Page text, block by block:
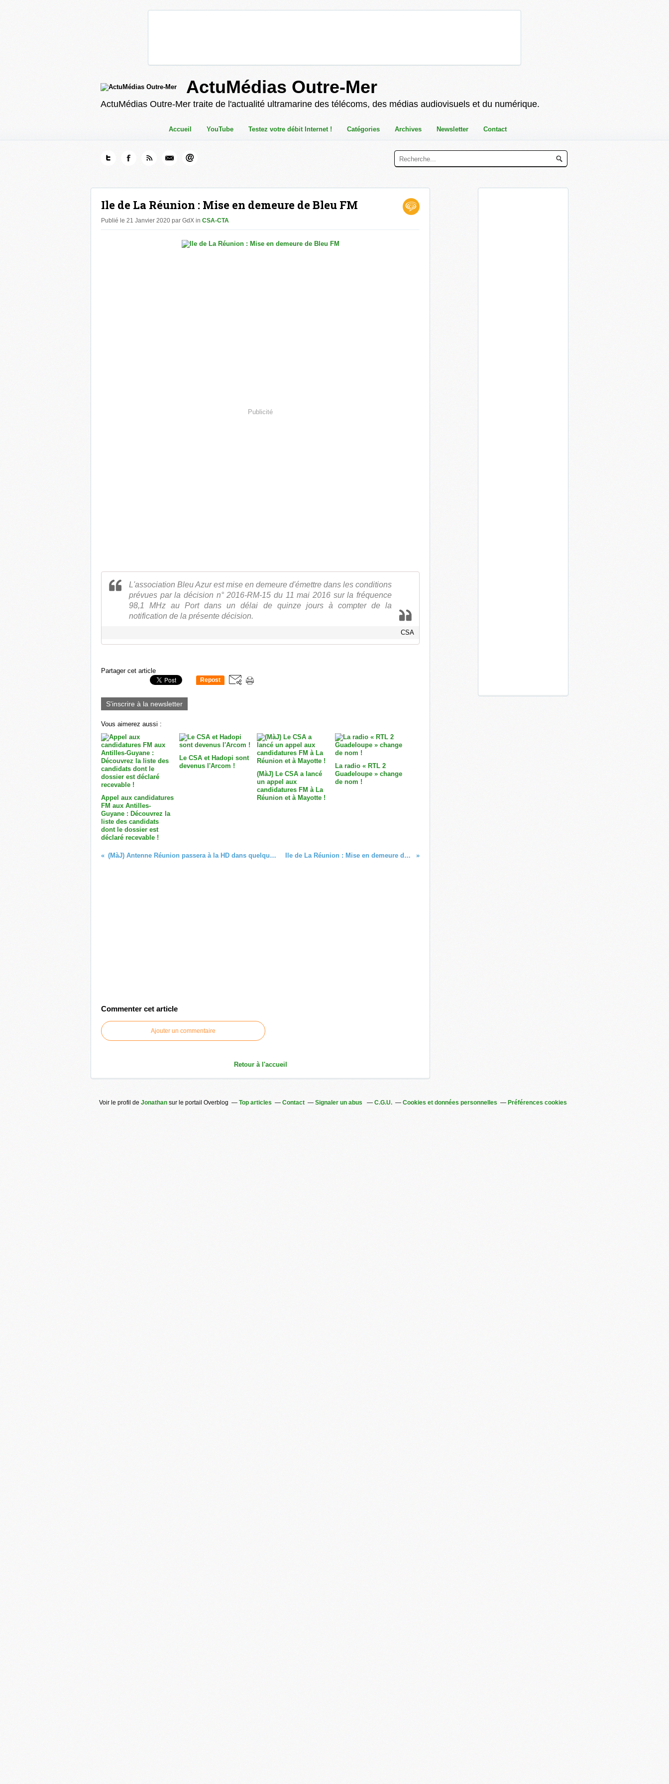
ActuMédias Outre-Mer
ActuMédias Outre-Mer traite de l'actualité ultramarine des télécoms, des médias audiovisuels et du numérique.
Accueil YouTube Testez votre débit Internet ! Catégories Archives Newsletter Contact
Ile de La Réunion : Mise en demeure de Bleu FM
Publié le 21 Janvier 2020 par GdX in CSA-CTA
Publicité
L'association Bleu Azur est mise en demeure d'émettre dans les conditions
prévues par la décision n° 2016-RM-15 du 11 mai 2016 sur la fréquence
98,1 MHz au Port dans un délai de quinze jours à compter de la
notification de la présente décision.
CSA
Partager cet article
Repost
S'inscrire à la newsletter
Vous aimerez aussi :
Appel aux candidatures
FM aux Antilles-
Guyane : Découvrez la
liste des candidats
dont le dossier est
déclaré recevable !
Le CSA et Hadopi sont
devenus l'Arcom !
(MàJ) Le CSA a lancé
un appel aux
candidatures FM à La
Réunion et à Mayotte !
La radio « RTL 2
Guadeloupe » change
de nom !
(MàJ) Antenne Réunion passera à la HD dans quelques semaines ! Ile de La Réunion : Mise en demeure de Kréol FM
Commenter cet article
Ajouter un commentaire
Retour à l'accueil
Voir le profil de Jonathan sur le portail Overblog Top articles Contact Signaler un abus C.G.U. Cookies et données personnelles Préférences cookies